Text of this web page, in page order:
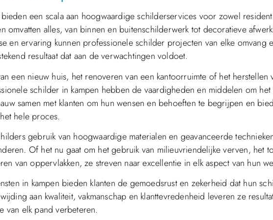
bieden een scala aan hoogwaardige schilderservices voor zowel
omvatten alles, van binnen en buitenschilderwerk tot decoratieve
en ervaring kunnen professionele schilder projecten van elke omvang
resultaat dat aan de verwachtingen voldoet.
een nieuw huis, het renoveren van een kantoorruimte of het herstellen
schilder in kampen hebben de vaardigheden en middelen om het
samen met klanten om hun wensen en behoeften te begrijpen en
hele proces.
gebruik van hoogwaardige materialen en geavanceerde
Of het nu gaat om het gebruik van milieuvriendelijke verven, het
van oppervlakken, ze streven naar excellentie in elk aspect van hun
in kampen bieden klanten de gemoedsrust en zekerheid dat hun
aan kwaliteit, vakmanschap en klanttevredenheid leveren ze
van elk pand verbeteren.